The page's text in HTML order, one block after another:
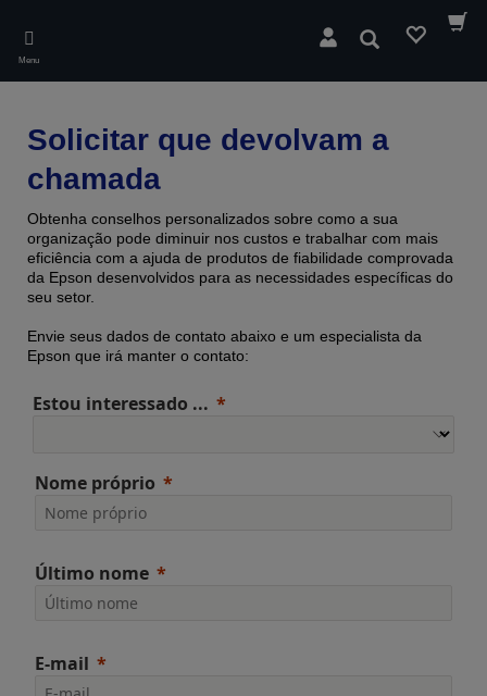
main
content
Menu
Pesquisar
Solicitar que devolvam a
chamada
Obtenha conselhos personalizados sobre como a sua
organização pode diminuir nos custos e trabalhar com mais
eficiência com a ajuda de produtos de fiabilidade comprovada ​​
da Epson desenvolvidos para as necessidades específicas do
seu setor.
Envie seus dados de contato abaixo e um especialista da
Epson que irá manter o contato:
Estou interessado ...
Nome próprio
Último nome
E-mail